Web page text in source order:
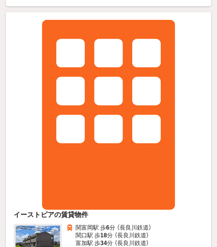
イーストピアの賃貸物件
関富岡駅 歩6分 （長良川鉄道）
関口駅 歩18分 （長良川鉄道）
富加駅 歩34分 （長良川鉄道）